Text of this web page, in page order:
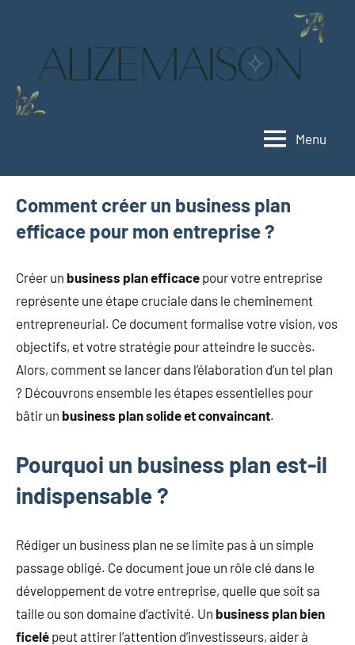
vert
Menu
Comment créer un business plan
efficace pour mon entreprise ?
Créer un business plan efficace pour votre entreprise
représente une étape cruciale dans le cheminement
entrepreneurial. Ce document formalise votre vision, vos
objectifs, et votre stratégie pour atteindre le succès.
Alors, comment se lancer dans l’élaboration d’un tel plan
? Découvrons ensemble les étapes essentielles pour
bâtir un business plan solide et convaincant.
Pourquoi un business plan est-il
indispensable ?
Rédiger un business plan ne se limite pas à un simple
passage obligé. Ce document joue un rôle clé dans le
développement de votre entreprise, quelle que soit sa
taille ou son domaine d’activité. Un business plan bien
ficelé peut attirer l’attention d’investisseurs, aider à